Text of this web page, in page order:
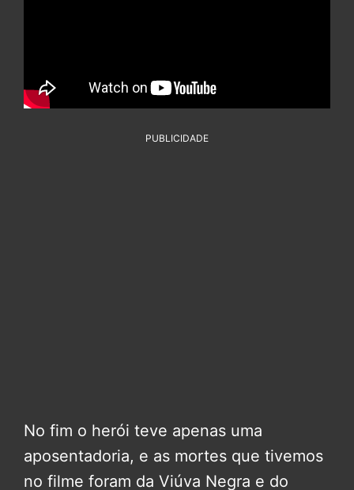
PUBLICIDADE
No fim o herói teve apenas uma
aposentadoria, e as mortes que tivemos
no filme foram da Viúva Negra e do